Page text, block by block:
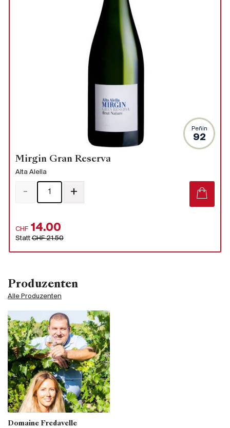
Produzenten
Alle Produzenten
Domaine Fredavelle
Peñin
92
Mirgin Gran Reserva
Alta Alella
CHF 14.00
StattCHF 21.50
- +